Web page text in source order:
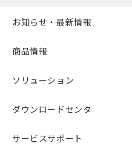
お知らせ・最新情報
商品情報
ソリューション
ダウンロードセンタ
サービスサポート